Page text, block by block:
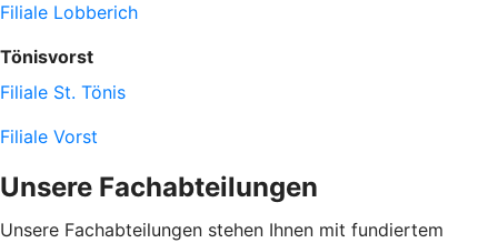
Filiale Lobberich
Tönisvorst
Filiale St. Tönis
Filiale Vorst
Unsere Fachabteilungen
Unsere Fachabteilungen stehen Ihnen mit fundiertem